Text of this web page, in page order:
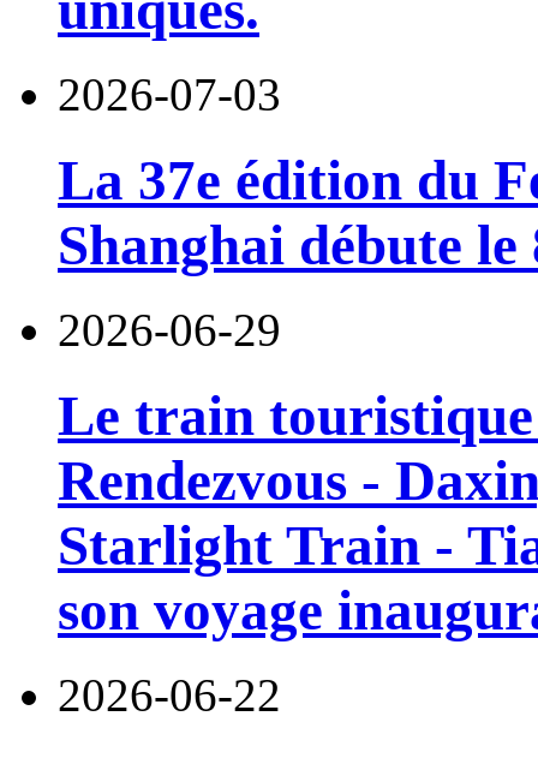
2026-07-03
La 37e édition du
Shanghai débute
2026-06-29
Le train
Rendezvous -
Starlight Train -
son voyage
2026-06-22